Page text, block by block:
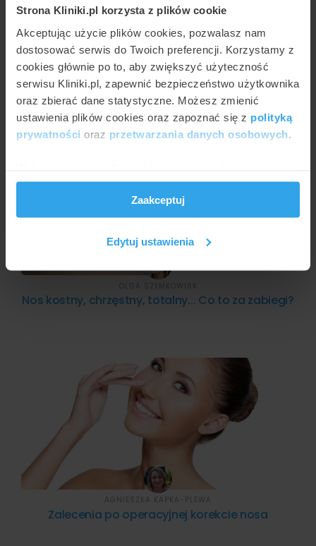
Strona Kliniki.pl korzysta z plików cookie
Akceptując użycie plików cookies, pozwalasz nam
dostosować serwis do Twoich preferencji. Korzystamy z
cookies głównie po to, aby zwiększyć użyteczność
serwisu Kliniki.pl, zapewnić bezpieczeństwo użytkownika
oraz zbierać dane statystyczne. Możesz zmienić
ustawienia plików cookies oraz zapoznać się z polityką
prywatności oraz przetwarzania danych osobowych
i reklam, aby oferować funkcje społecznościowe i
analizować ruch w naszej witrynie. Informacje o tym, jak
korzystasz z naszej witryny, udostępniamy partnerom
społecznościowym, reklamowym i analitycznym.
otrzymanymi od Ciebie lub uzyskanymi podczas
Zaakceptuj
Edytuj ustawienia
Korekcja nosa techniką zamkniętą
AGNIESZKA KAPKA-PLEWA
Nos kostny, chrzęstny, totalny... Co to za zabiegi?
Zalecenia po operacyjnej korekcie nosa
AGNIESZKA KAPKA-PLEWA